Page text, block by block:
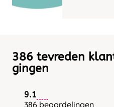
386 tevreden
gingen
9.1
386 beoordelingen